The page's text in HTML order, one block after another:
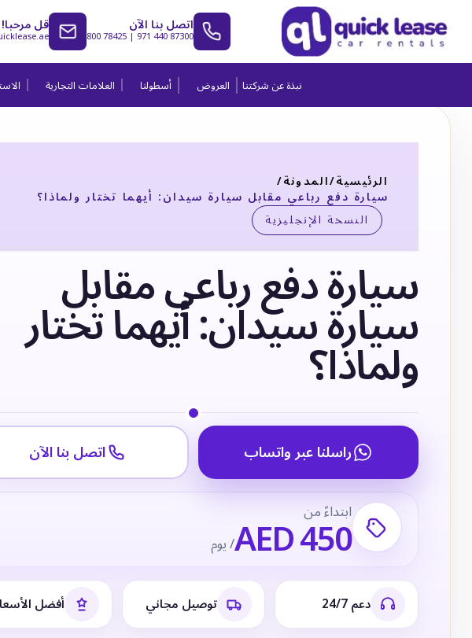
اتصل بنا الآن800 78425 |971 440 87300 قل مرحبا!
نبذة عن شركتنا العروض أسطولنا العلامات التجارية
الرئيسية/المدونة/
سيارة دفع رباعي مقابل سيارة سيدان: أيهما تختار ولماذا؟
النسخة الإنجليزية
سيارة دفع رباعي مقابل
سيارة سيدان: أيهما تختار
ولماذا؟
راسلنا عبر واتساب اتصل بنا الآن
ابتداءً من
AED 450/ يوم
دعم 24/7 توصيل مجاني أفضل